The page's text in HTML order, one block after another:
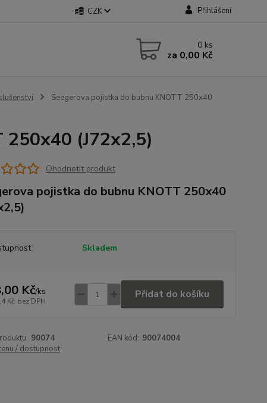
CZK Přihlášení
0 ks
za 0,00 Kč
Seegerova pojistka do bubnu KNOTT 250x40
250x40 (J72x2,5)
Ohodnotit produkt
pojistka do bubnu KNOTT 250x40
Skladem
Kč/ks
Kč bez DPH
Přidat do košíku
90074 EAN kód: 90074004
/ dostupnost